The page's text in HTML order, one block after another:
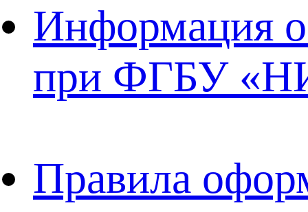
Информация о
при ФГБУ
Правила